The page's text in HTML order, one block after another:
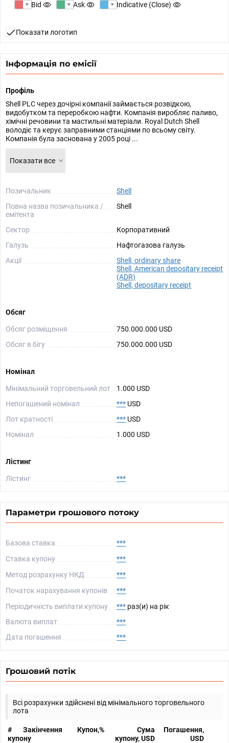
Bid Ask Indicative (Close)
Показати логотип
Інформація по емісії
Профіль
Shell PLC через дочірні компанії займається розвідкою,
видобутком та переробкою нафти. Компанія виробляє паливо,
хімічні речовини та мастильні матеріали. Royal Dutch Shell
володіє та керує заправними станціями по всьому світу.
Компанія була заснована у 2005 році ...
Показати все
Позичальник
Shell
Повна назва позичальника /
емітента
Shell
Сектор
Корпоративний
Галузь
Нафтогазова галузь
Акції
Shell, ordinary share
Shell, American depositary receipt
(ADR)
Shell, depositary receipt
Обсяг
Обсяг розміщення
750.000.000 USD
Обсяг в бігу
750.000.000 USD
Номінал
Мінімальний торговельний лот
1.000 USD
Непогашений номінал
*** USD
Лот кратності
*** USD
Номінал
1.000 USD
Лістинг
Лістинг ***
Параметри грошового потоку
Базова ставка
***
Ставка купону
***
Метод розрахунку НКД
***
Початок нарахування купонів
***
Періодичність виплати купону
*** раз(и) на рік
Валюта виплат
***
Дата погашення
***
Грошовий потік
Всі розрахунки здійснені від мінімального торговельного
лота
#
Закінчення
купону
Купон,%
Сума
купону, USD
Погашення,
USD